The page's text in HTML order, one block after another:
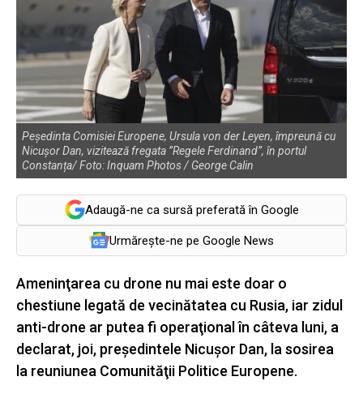
Peședinta Comisiei Europene, Ursula von der Leyen, împreună cu
Nicușor Dan, vizitează fregata ”Regele Ferdinand”, în portul
Constanța/ Foto: Inquam Photos / George Calin
Adaugă-ne ca sursă preferată în Google
Urmărește-ne pe Google News
Ameninţarea cu drone nu mai este doar o
chestiune legată de vecinătatea cu Rusia, iar zidul
anti-drone ar putea fi operaţional în câteva luni, a
declarat, joi, preşedintele Nicuşor Dan, la sosirea
la reuniunea Comunităţii Politice Europene.